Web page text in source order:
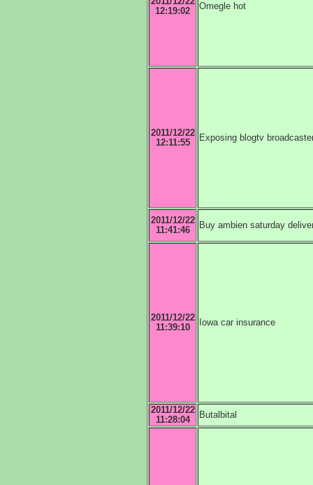
12:19:02
Omegle hot
2011/12/22
12:11:55
Exposing blogtv
2011/12/22
11:41:46
Buy ambien saturday
2011/12/22
11:39:10
Iowa car insurance
2011/12/22
11:28:04
Butalbital